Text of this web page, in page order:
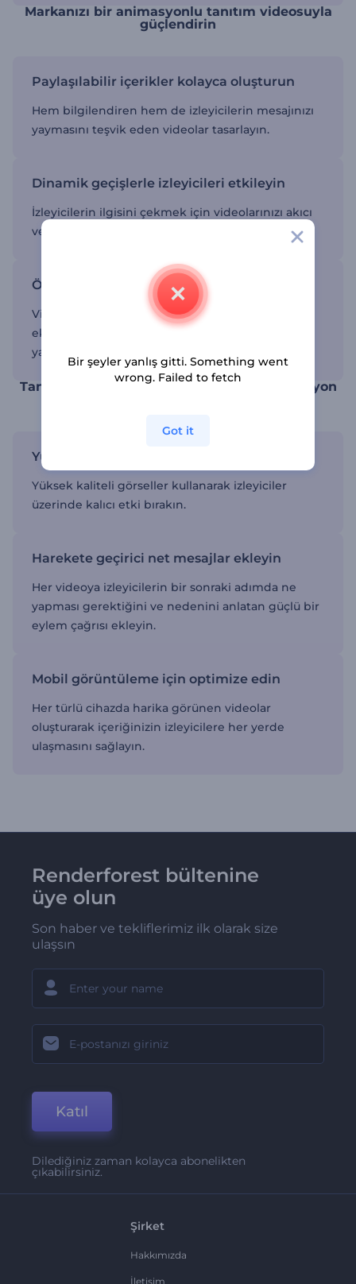
Markanızı bir animasyonlu tanıtım videosuyla
güçlendirin
Paylaşılabilir içerikler kolayca oluşturun
Hem bilgilendiren hem de izleyicilerin mesajınızı
yaymasını teşvik eden videolar tasarlayın.
Dinamik geçişlerle izleyicileri etkileyin
İzleyicilerin ilgisini çekmek için videolarınızı akıcı
ve hızlı geçişlerle öne çıkarın.
Özel grafiklerle görsellerinizi geliştirin
Videolarınıza özel grafikler ve marka renkleri
ekleyin ve reklamcılık sektörüne bu işin nasıl
yapılacağını gösterin.
Tanıtım animasyonlarını kullanarak promosyon
Yüksek etkili görsellere odaklanın
Yüksek kaliteli görseller kullanarak izleyiciler
üzerinde kalıcı etki bırakın.
Harekete geçirici net mesajlar ekleyin
Her videoya izleyicilerin bir sonraki adımda ne
yapması gerektiğini ve nedenini anlatan güçlü bir
eylem çağrısı ekleyin.
Mobil görüntüleme için optimize edin
Her türlü cihazda harika görünen videolar
oluşturarak içeriğinizin izleyicilere her yerde
ulaşmasını sağlayın.
Renderforest bültenine
üye olun
Son haber ve tekliflerimiz ilk olarak size
ulaşsın
Katıl
Dilediğiniz zaman kolayca abonelikten
çıkabilirsiniz.
Şirket
Hakkımızda
İletişim
Bir şeyler yanlış gitti. Something went
wrong. Failed to fetch
Got it